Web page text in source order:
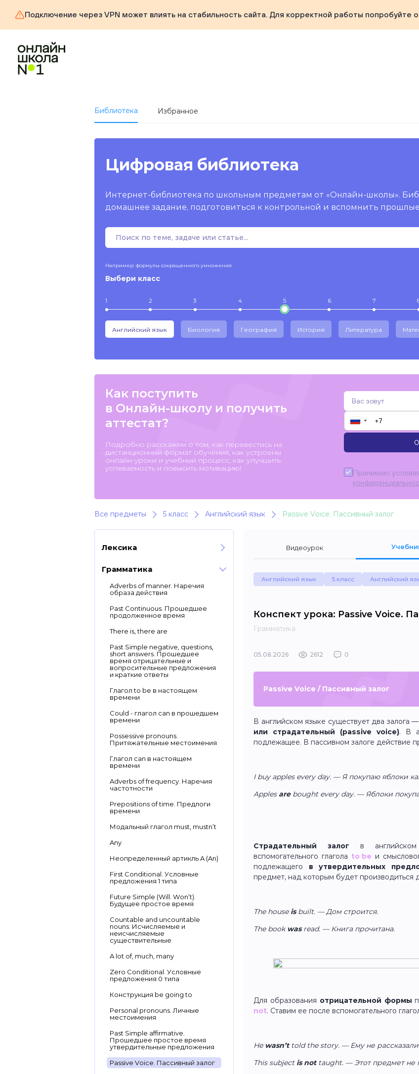
Подключение через VPN может влиять на стабильность сайта. Для корректной работы попробуйте
Библиотека Избранное
Цифровая библиотека
Интернет-библиотека по школьным предметам от «Онлайн-школы».
домашнее задание, подготовиться к контрольной и вспомнить
Например: формулы сокращенного умножения
Выбери класс
1 2 3 4 5 6 7
Английский язык Биология География История Литература
Как поступить
в Онлайн-школу и получить
аттестат?
Подробно расскажем о том, как перевестись на
дистанционный формат обучения, как устроены
онлайн-уроки и учебный процесс, как улучшить
успеваемость и повысить мотивацию!
▼
Принимаю
Все предметы 5 класс Английский язык Passive Voice. Пассивный залог
Лексика
Грамматика
Adverbs of manner. Наречия
образа действия
Past Continuous. Прошедшее
продолженное время
There is, there are
Past Simple negative, questions,
short answers. Прошедшее
время отрицательные и
вопросительные предложения
и краткие ответы
Глагол to be в настоящем
времени
Could - глагол can в прошедшем
времени
Possessive pronouns.
Притяжательные местоимения
Глагол can в настоящем
времени
Adverbs of frequency. Наречия
частотности
Prepositions of time. Предлоги
времени
Модальный глагол must, mustn’t
Any
Неопределенный артикль A (An)
First Conditional. Условные
предложения 1 типа
Future Simple (Will. Won’t).
Будущее простое время
Countable and uncountable
nouns. Исчисляемые и
неисчисляемые
существительные
A lot of, much, many
Zero Conditional. Условные
предложения 0 типа
Конструкция be going to
Personal pronouns. Личные
местоимения
Past Simple affirmative.
Прошедшее простое время
утвердительные предложения
Passive Voice. Пассивный залог
Видеоурок
Английский язык 5 класс Английский
Конспект урока: Passive Voice.
Грамматика
05.08.2026 2612 0
Passive Voice / Пассивный залог
В английском языке существует два залога —
или страдательный (passive voice). В
подлежащее. В пассивном залоге действие
I buy apples every day. — Я покупаю яблоки
Apples arebought every day. — Яблоки
Страдательный залог в
вспомогательного глагола to be и
подлежащего в утвердительных
предмет, над которым будет производиться
The house isbuilt. — Дом строится.
The book wasread. — Книга прочитана.
Для образования отрицательной формы
not. Ставим ее после вспомогательного
He wasn’ttold the story. — Ему не
This subject is nottaught. — Этот предмет не